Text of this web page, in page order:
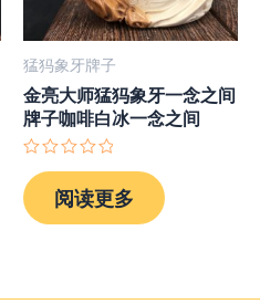
猛犸象牙牌子
金亮大师猛犸象牙一念之间
牌子咖啡白冰一念之间
评
分
0
&sol;
阅读更多